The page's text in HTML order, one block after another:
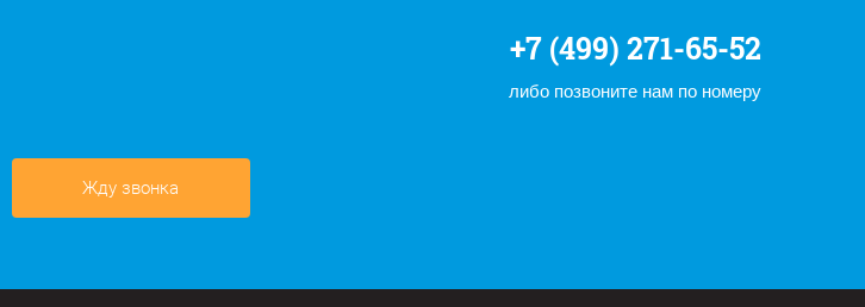
+7 (499) 271-65-52
либо позвоните нам по номеру
Жду звонка